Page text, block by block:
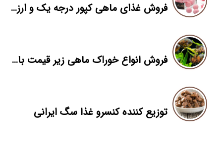
فروش غذای ماهی کپور درجه یک و ارزان در بازار تبریز
فروش انواع خوراک ماهی زیر قیمت بازار
توزیع کننده کنسرو غذا سگ ایرانی